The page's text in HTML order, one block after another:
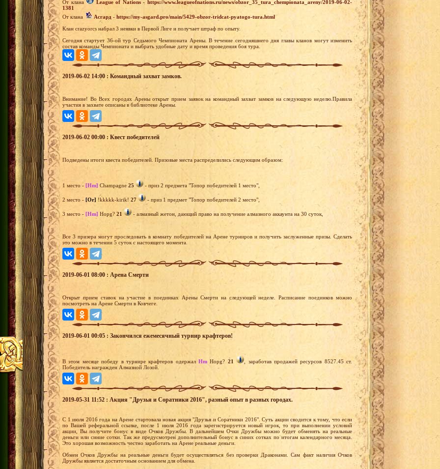
От клана League of Nations-https://www.leagueofnations.ru/news/obzor_35_tura_chempionata_areny/2019-06-02-
1381
От клана
Асгард - https://my-asgard.pro/main/5429-obzor-tridcat-pyatogo-tura.html
Клан crazyorcs набрал 3 неявки в Первой Лиге и получает штраф по опыту.
Сегодня стартует 36-ой тур Седьмого Чемпионата Арены. В течение сегодняшнего дня главы кланов могут изменить
состав команды Чемпионата и выбрать удобные дату и время проведения боя тура.
2019-06-02 14:00 : Командный захват замков.
Внимание! Во Всех городах Арены открыт прием заявок на командный захват замков на следующую неделю.Правила
участия в захвате описаны в библиотеке Арены.
2019-06-02 00:00 : Квест победителей
Подведены итоги квеста победителей. Призовые места распределились следующим образом:
1 место - [Hm] Champagne 25 - приз 2 предмета "Топор победителей 1 место",
2 место - [Or] !kkkkk-kirik! 27 - приз 1 предмет "Топор победителей 2 место",
3 место - [Hm] Hopg? 21 - алмазный жетон, дающий право на получение алмазного аккаунта на 30 суток,
Все 3 призера могут проследовать в комнату победителей на Арене турниров и получить заслуженные призы. Сделать
это можно в течении 5 суток с настоящего момента.
2019-06-01 08:00 : Арена Смерти
Открыт прием ставок на участие в поединках Арены Смерти на следующей неделе. Расписание поединков можно
посмотреть на Арене Смерти в Ковчеге.
2019-06-01 00:05 : Закончился ежемесячный турнир крафтеров!
В этом месяце победу в турнире крафтеров одержал Hm Hopg? 21
, заработав продажей ресурсов 8527.45 ст.
Победитель награжден Алмазной Лозой.
2019-05-31 11:52 : Акция "Друзья и Соратники 2016", разный опыт в разных городах.
С 1 июля 2016 года на Арене стартовала новая акция "Друзья и Соратники 2016". Суть акции сводится к тому, что если
по Вашей реферальной ссылке, после 1 июля 2016 года зарегистрируется новый игрок, то при выполнении условий
акции, Вы получите бонус в виде Очков Дружбы. В дальнейшем Очки Дружбы можно будет обменять на реальные
деньги или синие сотки. Так же предусмотрен дополнительный бонус в синих сотках по итогам календарного месяца.
Это хорошая возможность честно заработать на Арене реальные деньги.
Обмен Очков Дружбы на реальные деньги будет осуществляться без проверки Драконами. Сам факт наличия Очков
Дружбы является достаточным основанием для обмена.